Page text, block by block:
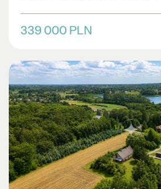
339 000 PLN